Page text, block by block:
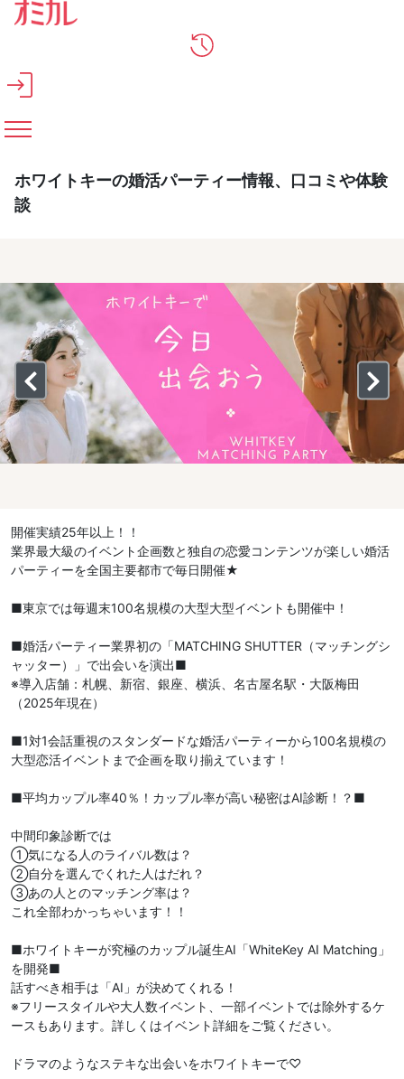
メインコンテンツへスキップ
ホワイトキーの婚活パーティー情報、口コミや体験
談
開催実績25年以上！！
業界最大級のイベント企画数と独自の恋愛コンテンツが楽しい婚活
パーティーを全国主要都市で毎日開催★
■東京では毎週末100名規模の大型大型イベントも開催中！
■婚活パーティー業界初の「MATCHING SHUTTER（マッチングシ
ャッター）」で出会いを演出■
※導入店舗：札幌、新宿、銀座、横浜、名古屋名駅・大阪梅田
（2025年現在）
■1対1会話重視のスタンダードな婚活パーティーから100名規模の
大型恋活イベントまで企画を取り揃えています！
■平均カップル率40％！カップル率が高い秘密はAI診断！？■
中間印象診断では
①気になる人のライバル数は？
②自分を選んでくれた人はだれ？
③あの人とのマッチング率は？
これ全部わかっちゃいます！！
■ホワイトキーが究極のカップル誕生AI「WhiteKey AI Matching」
を開発■
話すべき相手は「AI」が決めてくれる！
※フリースタイルや大人数イベント、一部イベントでは除外するケ
ースもあります。詳しくはイベント詳細をご覧ください。
ドラマのようなステキな出会いをホワイトキーで♡